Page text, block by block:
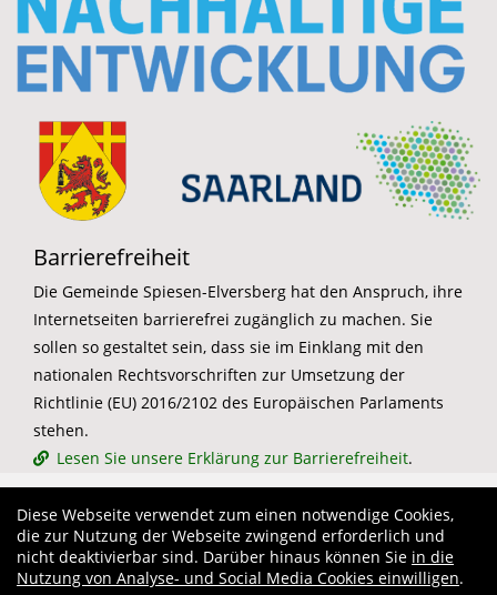
Barrierefreiheit
Die Gemeinde Spiesen-Elversberg hat den Anspruch, ihre
Internetseiten barrierefrei zugänglich zu machen. Sie
sollen so gestaltet sein, dass sie im Einklang mit den
nationalen Rechtsvorschriften zur Umsetzung der
Richtlinie (EU) 2016/2102 des Europäischen Parlaments
stehen.
Lesen Sie unsere Erklärung zur Barrierefreiheit.
Diese Webseite verwendet zum einen notwendige Cookies,
die zur Nutzung der Webseite zwingend erforderlich und
nicht deaktivierbar sind. Darüber hinaus können Sie in die
Nutzung von Analyse- und Social Media Cookies einwilligen.